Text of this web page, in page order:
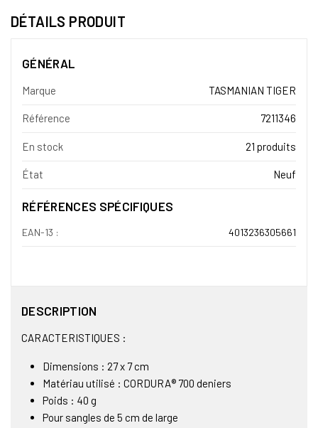
DÉTAILS PRODUIT
GÉNÉRAL
Marque TASMANIAN TIGER
Référence 7211346
En stock 21 produits
État Neuf
RÉFÉRENCES SPÉCIFIQUES
EAN-13 : 4013236305661
DESCRIPTION
CARACTERISTIQUES :
Dimensions : 27 x 7 cm
Matériau utilisé : CORDURA® 700 deniers
Poids : 40 g
Pour sangles de 5 cm de large